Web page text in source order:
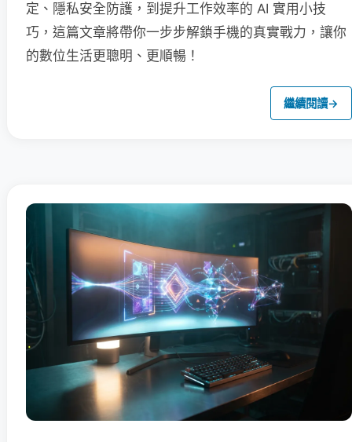
定、隱私安全防護，到提升工作效率的 AI 實用小技
巧，這篇文章將帶你一步步解鎖手機的真實戰力，讓你
的數位生活更聰明、更順暢！
繼續閱讀→